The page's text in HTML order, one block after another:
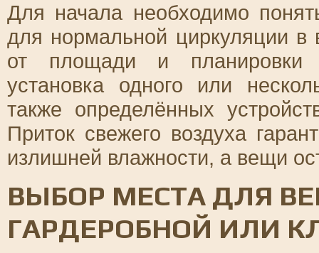
Для начала необходимо
для нормальной циркуляции
от площади и планировки
установка одного или
также определённых
Приток свежего воздуха
излишней влажности, а вещи
ВЫБОР МЕСТА ДЛЯ
ГАРДЕРОБНОЙ ИЛИ